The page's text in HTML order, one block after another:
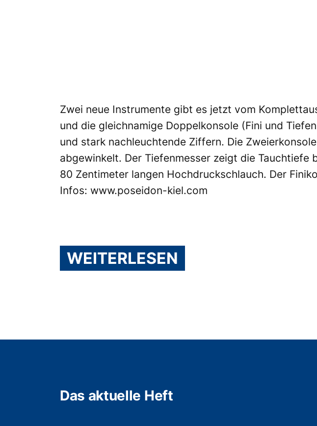
Zwei neue Instrumente gibt es jetzt vom
und die gleichnamige Doppelkonsole (Fini und
und stark nachleuchtende Ziffern. Die
abgewinkelt. Der Tiefenmesser zeigt die Tauchtiefe
80 Zentimeter langen Hochdruckschlauch. Der
Infos: www.poseidon-kiel.com
WEITERLESEN
Das aktuelle Heft